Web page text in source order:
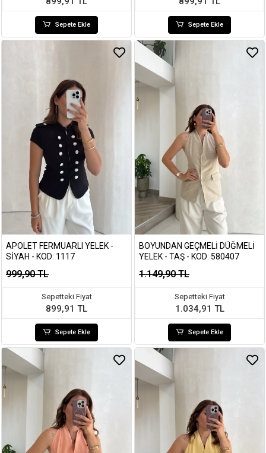
Sepete Ekle Sepete Ekle
APOLET FERMUARLI YELEK -
SIYAH - KOD: 1117
999,90 TL
Sepetteki Fiyat
899,91 TL
Sepete Ekle
BOYUNDAN GEÇMELI DÜĞMELI
YELEK - TAŞ - KOD: 580407
1.149,90 TL
Sepetteki Fiyat
1.034,91 TL
Sepete Ekle